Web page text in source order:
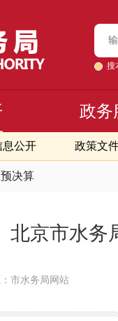
搜
息公开 政策文
政务
决算
北京市水务
市水务局网站